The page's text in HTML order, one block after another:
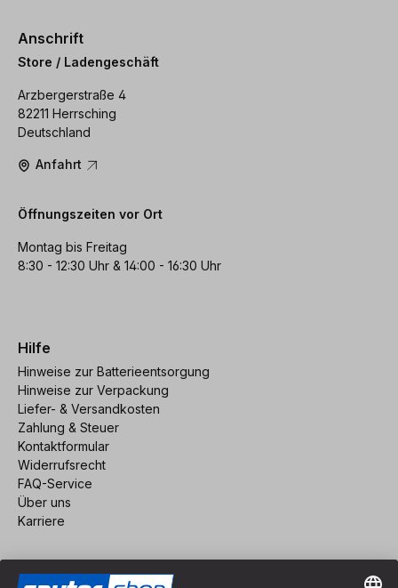
Anschrift
Store / Ladengeschäft
Arzbergerstraße 4
82211 Herrsching
Deutschland
Anfahrt
Öffnungszeiten vor Ort
Montag bis Freitag
8:30 - 12:30 Uhr & 14:00 - 16:30 Uhr
Hilfe
Hinweise zur Batterieentsorgung
Hinweise zur Verpackung
Liefer- & Versandkosten
Zahlung & Steuer
Kontaktformular
Widerrufsrecht
FAQ-Service
Über uns
Karriere